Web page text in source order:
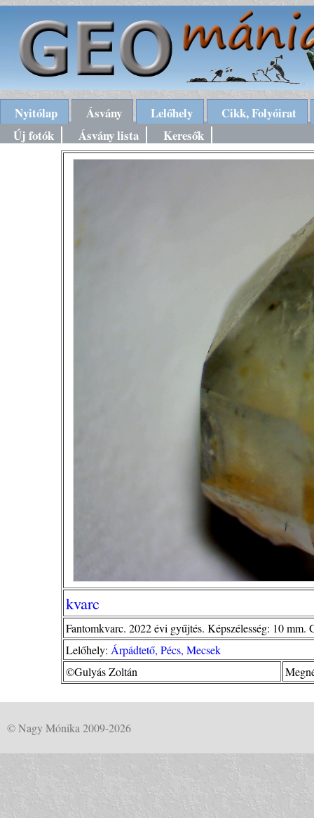
Nyitólap Ásvány Lelőhely
Cikk, Folyóirat
Új fotók
Ásvány lista Keresők
kvarc
Fantomkvarc. 2022 évi gyűjtés. Képszélesség: 10
Lelőhely: Árpádtető, Pécs, Mecsek
©Gulyás Zoltán
© Nagy Mónika 2009-2026